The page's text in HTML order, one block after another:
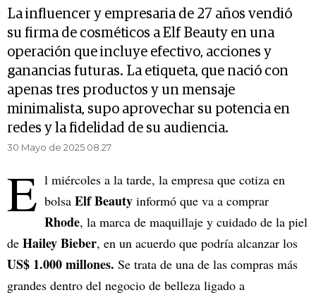
La influencer y empresaria de 27 años vendió
su firma de cosméticos a Elf Beauty en una
operación que incluye efectivo, acciones y
ganancias futuras. La etiqueta, que nació con
apenas tres productos y un mensaje
minimalista, supo aprovechar su potencia en
redes y la fidelidad de su audiencia.
30 Mayo de 2025 08.27
E l miércoles a la tarde, la empresa que cotiza en
bolsa Elf Beauty informó que va a comprar
Rhode, la marca de maquillaje y cuidado de la piel
de Hailey Bieber, en un acuerdo que podría alcanzar los
US$ 1.000 millones. Se trata de una de las compras más
grandes dentro del negocio de belleza ligado a